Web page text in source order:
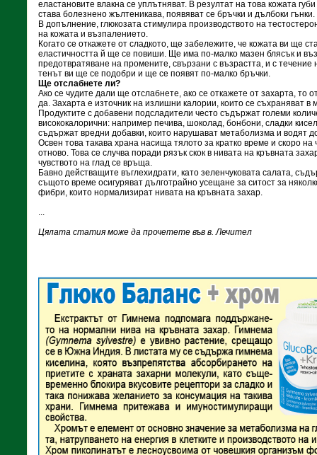
еластановите влакна се уплътняват. В резултат на това кожата
става болезнено жълтеникава, появяват се бръчки и дълбоки гънки.
В допълнение, глюкозата стимулира производството на
на кожата и възпалението.
Когато се откажете от сладкото, ще забележите, че кожата ви ще
еластичността й ще се повиши. Ще има по-малко мазен блясък и
предотвратяване на промените, свързани с възрастта, и с
тенът ви ще се подобри и ще се появят по-малко бръчки.
Ще отслабнете ли?
Ако се чудите дали ще отслабнете, ако се откажете от захарта, то
да. Захарта е източник на излишни калории, които се съхраняват в
Продуктите с добавени подсладители често съдържат големи
висококалорични: например печива, шоколад, бонбони, сладки
съдържат вредни добавки, които нарушават метаболизма и водят
Освен това такава храна насища тялото за кратко време и скоро на
отново. Това се случва поради рязък скок в нивата на кръвната
чувството на глад се връща.
Бавно действащите въглехидрати, като зеленчуковата салата,
същото време осигуряват дълготрайно усещане за ситост за
фибри, които нормализират нивата на кръвната захар.
...
Цялата статия може да прочетете във в. Лечител